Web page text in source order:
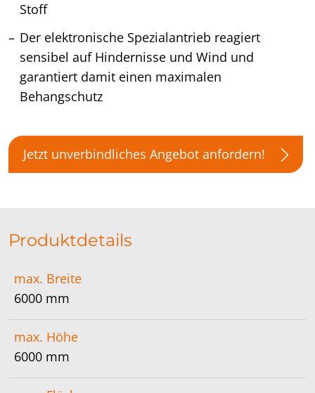
Stoff
Der elektronische Spezialantrieb reagiert
sensibel auf Hindernisse und Wind und
garantiert damit einen maximalen
Behangschutz
Jetzt unverbindliches Angebot anfordern!
Produktdetails
max. Breite
6000 mm
max. Höhe
6000 mm